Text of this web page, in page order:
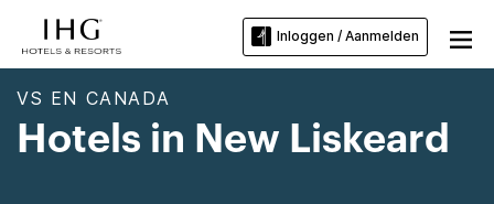
Inloggen / Aanmelden
VS EN CANADA
Hotels in New Liskeard